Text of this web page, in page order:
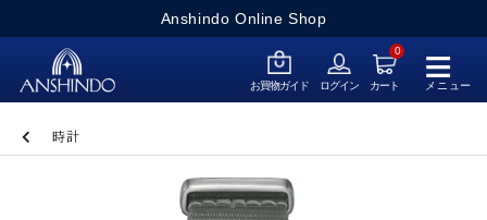
Anshindo Online Shop
≡
メニュー
お買物ガイド ログイン
0
カート
時計